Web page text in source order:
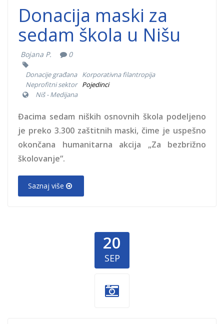
Donacija maski za
sedam škola u Nišu
Bojana P. 0
Donacije građana
Korporativna filantropija
Neprofitni sektor
Pojedinci
Niš - Medijana
Đacima sedam niških osnovnih škola podeljeno
je preko 3.300 zaštitnih maski, čime je uspešno
okončana humanitarna akcija „Za bezbrižno
školovanje“.
Saznaj više
20
SEP